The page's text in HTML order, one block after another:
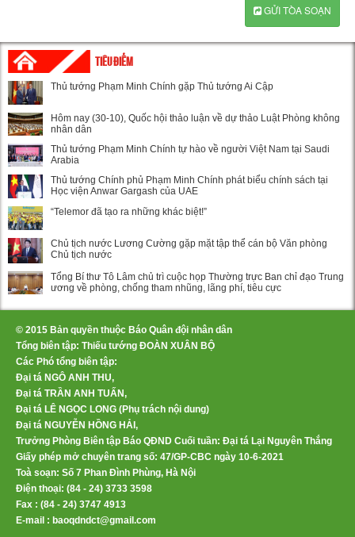
GỬI TÒA SOẠN
TIÊU ĐIỂM
Thủ tướng Phạm Minh Chính gặp Thủ tướng Ai Cập
Hôm nay (30-10), Quốc hội thảo luận về dự thảo Luật Phòng không
nhân dân
Thủ tướng Phạm Minh Chính tự hào về người Việt Nam tại Saudi
Arabia
Thủ tướng Chính phủ Phạm Minh Chính phát biểu chính sách tại
Học viện Anwar Gargash của UAE
“Telemor đã tạo ra những khác biệt!”
Chủ tịch nước Lương Cường gặp mặt tập thể cán bộ Văn phòng
Chủ tịch nước
Tổng Bí thư Tô Lâm chủ trì cuộc họp Thường trực Ban chỉ đạo Trung
ương về phòng, chống tham nhũng, lãng phí, tiêu cực
© 2015 Bản quyền thuộc Báo Quân đội nhân dân
Tổng biên tập: Thiếu tướng ĐOÀN XUÂN BỘ
Các Phó tổng biên tập:
Đại tá NGÔ ANH THU,
Đại tá TRẦN ANH TUẤN,
Đại tá LÊ NGỌC LONG (Phụ trách nội dung)
Đại tá NGUYỄN HỒNG HẢI,
Trưởng Phòng Biên tập Báo QĐND Cuối tuần: Đại tá Lại Nguyên Thắng
Giấy phép mở chuyên trang số: 47/GP-CBC ngày 10-6-2021
Toà soạn: Số 7 Phan Đình Phùng, Hà Nội
Điện thoại: (84 - 24) 3733 3598
Fax : (84 - 24) 3747 4913
E-mail : baoqdndct@gmail.com